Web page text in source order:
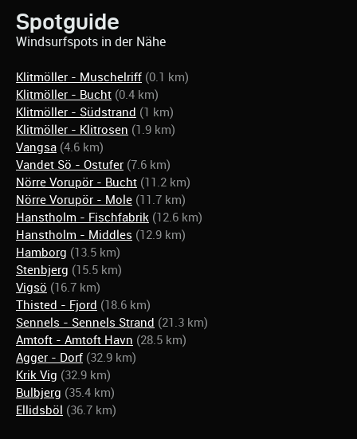
Spotguide
Windsurfspots in der Nähe
Klitmöller - Muschelriff (0.1 km)
Klitmöller - Bucht (0.4 km)
Klitmöller - Südstrand (1 km)
Klitmöller - Klitrosen (1.9 km)
Vangsa (4.6 km)
Vandet Sö - Ostufer (7.6 km)
Nörre Vorupör - Bucht (11.2 km)
Nörre Vorupör - Mole (11.7 km)
Hanstholm - Fischfabrik (12.6 km)
Hanstholm - Middles (12.9 km)
Hamborg (13.5 km)
Stenbjerg (15.5 km)
Vigsö (16.7 km)
Thisted - Fjord (18.6 km)
Sennels - Sennels Strand (21.3 km)
Amtoft - Amtoft Havn (28.5 km)
Agger - Dorf (32.9 km)
Krik Vig (32.9 km)
Bulbjerg (35.4 km)
Ellidsböl (36.7 km)